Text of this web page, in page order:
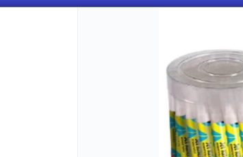
CÓMO COMPRAR